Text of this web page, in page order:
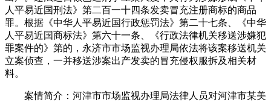
人平易近国刑法》第二百一十四条发卖冒充注册商标的商品
罪。根据《中华人平易近国行政惩罚法》第二十七条、《中华
人平易近国商标法》第六十一条、《行政法律机关移送涉嫌犯
罪案件的》第的，永济市市场监视办理局依法将该案移送机关
立案侦查，一并移送涉案出产发卖的冒充侵权服拆及相关材
料。
案情简介：河津市市场监视办理局法律人员对河津市某美